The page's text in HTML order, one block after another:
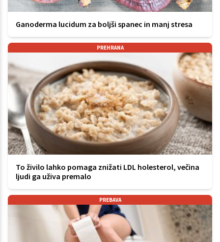
Ganoderma lucidum za boljši spanec in manj stresa
PREHRANA
To živilo lahko pomaga znižati LDL holesterol, večina
ljudi ga uživa premalo
PREBAVA